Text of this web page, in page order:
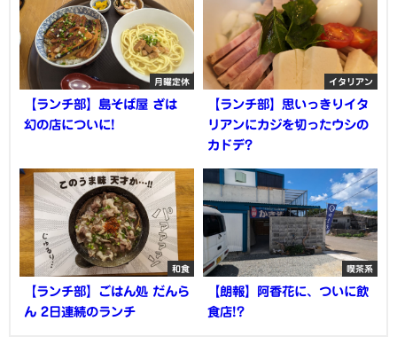
月曜定休
【ランチ部】島そば屋 ざは
幻の店についに!
イタリアン
【ランチ部】思いっきりイタ
リアンにカジを切ったウシの
カドデ?
和食
【ランチ部】ごはん処 だんら
ん 2日連続のランチ
喫茶系
【朗報】阿香花に、ついに飲
食店!?